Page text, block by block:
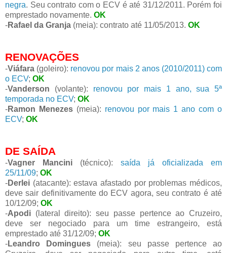
negra. Seu contrato com o ECV é até 31/12/2011. Porém foi
emprestado novamente. OK
-Rafael da Granja (meia): contrato até 11/05/2013. OK
RENOVAÇÕES
-Viáfara (goleiro): renovou por mais 2 anos (2010/2011) com
o ECV; OK
-Vanderson (volante): renovou por mais 1 ano, sua 5ª
temporada no ECV; OK
-Ramon Menezes(meia): renovou por mais 1 ano com o
ECV; OK
DE SAÍDA
-Vagner Mancini (técnico): saída já oficializada em
25/11/09; OK
-Derlei (atacante): estava afastado por problemas médicos,
deve sair definitivamente do ECV agora, seu contrato é até
10/12/09; OK
-Apodi (lateral direito): seu passe pertence ao Cruzeiro,
deve ser negociado para um time estrangeiro, está
emprestado até 31/12/09; OK
-Leandro Domingues (meia): seu passe pertence ao